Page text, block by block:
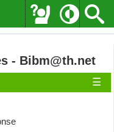
- Bibm@th.net
☰